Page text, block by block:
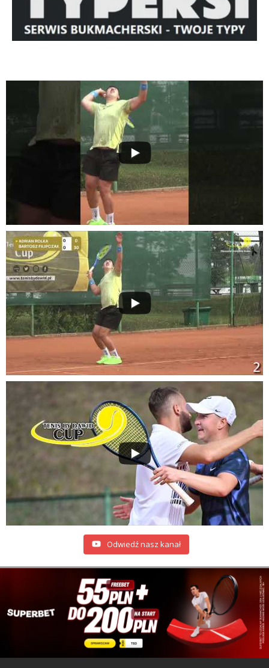
Odwiedź nasz kanał